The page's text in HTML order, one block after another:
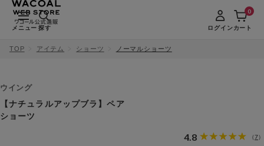
メニュー 探す ログインカート
0
TOP アイテム ショーツ ノーマルショーツ
ウイング
【ナチュラルアップブラ】ペア
ショーツ
4.8 （7）